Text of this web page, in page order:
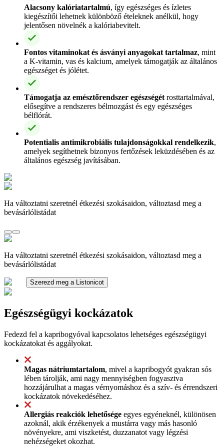
Alacsony kalóriatartalmú, így egészséges és ízletes
kiegészítői lehetnek különböző ételeknek anélkül, hogy
jelentősen növelnék a kalóriabevitelt.
Fontos vitaminokat és ásványi anyagokat tartalmaz, mint
a K-vitamin, vas és kalcium, amelyek támogatják az általános
egészséget és jólétet.
Támogatja az emésztőrendszer egészségét rosttartalmával,
elősegítve a rendszeres bélmozgást és egy egészséges
bélflórát.
Potentialis antimikrobiális tulajdonságokkal rendelkezik,
amelyek segíthetnek bizonyos fertőzések leküzdésében és az
általános egészség javításában.
Ha változtatni szeretnél étkezési szokásaidon, változtasd meg a
bevásárlólistádat
Ha változtatni szeretnél étkezési szokásaidon, változtasd meg a
bevásárlólistádat
Szerezd meg a Listonicot
Egészségügyi kockázatok
Fedezd fel a kapribogyóval kapcsolatos lehetséges egészségügyi
kockázatokat és aggályokat.
Magas nátriumtartalom, mivel a kapribogyót gyakran sós
lében tárolják, ami nagy mennyiségben fogyasztva
hozzájárulhat a magas vérnyomáshoz és a szív- és érrendszeri
kockázatok növekedéséhez.
Allergiás reakciók lehetősége egyes egyéneknél, különösen
azoknál, akik érzékenyek a mustárra vagy más hasonló
növényekre, ami viszketést, duzzanatot vagy légzési
nehézségeket okozhat.